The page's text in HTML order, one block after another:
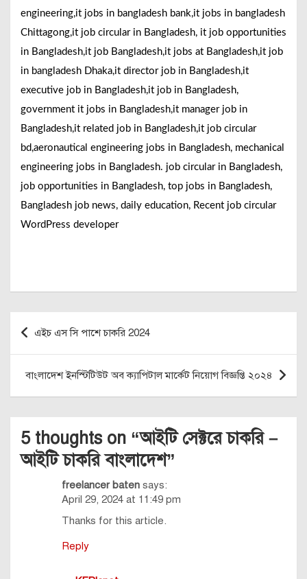
engineering,it jobs in bangladesh bank,it jobs in bangladesh
Chittagong,it job circular in Bangladesh, it job opportunities
in Bangladesh,it job Bangladesh,it jobs at Bangladesh,it job
in bangladesh Dhaka,it director job in Bangladesh,it
executive job in Bangladesh,it job in Bangladesh,
government it jobs in Bangladesh,it manager job in
Bangladesh,it related job in Bangladesh,it job circular
bd,aeronautical engineering jobs in Bangladesh, mechanical
engineering jobs in Bangladesh. job circular in Bangladesh,
job opportunities in Bangladesh, top jobs in Bangladesh,
Bangladesh job news, daily education, Recent job circular
WordPress developer
Post
navigation
এইচ এস সি পাশে চাকরি 2024
বাংলাদেশ ইনস্টিটিউট অব ক্যাপিটাল মার্কেট নিয়োগ বিজ্ঞপ্তি ২০২৪
5 thoughts on “আইটি সেক্টরে চাকরি –
আইটি চাকরি বাংলাদেশ”
freelancer baten says:
April 29, 2024 at 11:49 pm
Thanks for this article.
Reply